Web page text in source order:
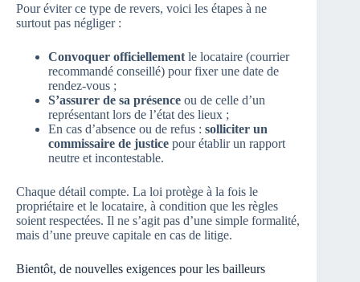
Pour éviter ce type de revers, voici les étapes à ne
surtout pas négliger :
Convoquer officiellement le locataire (courrier
recommandé conseillé) pour fixer une date de
rendez-vous ;
S’assurer de sa présence ou de celle d’un
représentant lors de l’état des lieux ;
En cas d’absence ou de refus : solliciter un
commissaire de justice pour établir un rapport
neutre et incontestable.
Chaque détail compte. La loi protège à la fois le
propriétaire et le locataire, à condition que les règles
soient respectées. Il ne s’agit pas d’une simple formalité,
mais d’une preuve capitale en cas de litige.
Bientôt, de nouvelles exigences pour les bailleurs